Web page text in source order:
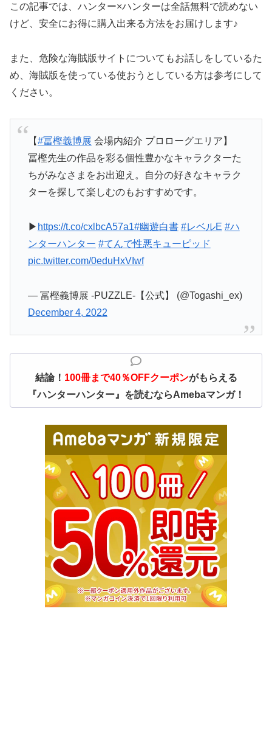
この記事では、ハンター×ハンターは全話無料で読めない
けど、安全にお得に購入出来る方法をお届けします♪
また、危険な海賊版サイトについてもお話しをしているた
め、海賊版を使っている使おうとしている方は参考にして
ください。
【#冨樫義博展 会場内紹介 プロローグエリア】
冨樫先生の作品を彩る個性豊かなキャラクターた
ちがみなさまをお出迎え。自分の好きなキャラク
ターを探して楽しむのもおすすめです。
▶ https://t.co/cxlbcA57a1#幽遊白書 #レベルE #ハ
ンターハンター #てんで性悪キューピッド
pic.twitter.com/0eduHxVIwf
— 冨樫義博展 -PUZZLE-【公式】 (@Togashi_ex)
December 4, 2022
結論！ 100冊まで40％OFFクーポンがもらえる
『ハンターハンター』を読むならAmebaマンガ！